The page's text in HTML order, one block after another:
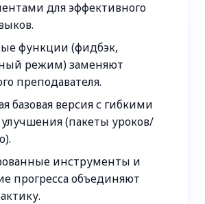
для эффективного
функции (фидбэк,
режим) заменяют
преподавателя.
базовая версия с гибкими
(пакеты уроков/
инструменты и
прогресса объединяют